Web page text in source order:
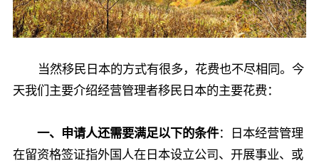
当然移民日本的方式有很多，花费也不尽相同。今
天我们主要介绍经营管理者移民日本的主要花费：
一、申请人还需要满足以下的条件：日本经营管理
在留资格签证指外国人在日本设立公司、开展事业、或